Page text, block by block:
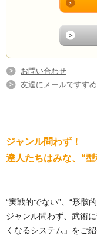
お問い合わせ
友達にメールですす
ジャンル問わず！
達人たちはみな、“
“実戦的でない”、“形骸
ジャンル問わず、武術
くなるシステム」をご紹